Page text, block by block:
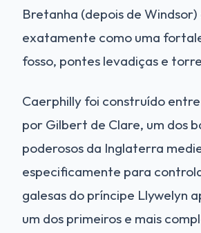
Bretanha (depois de
exatamente como uma
fosso, pontes levadiças e
Caerphilly foi construído entre
por Gilbert de Clare, um dos
poderosos da Inglaterra
especificamente para
galesas do príncipe Llywelyn
um dos primeiros e mais